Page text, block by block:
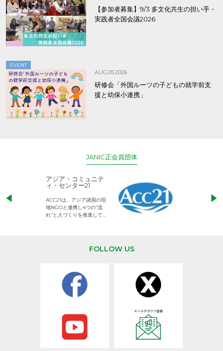
【参加者募集】9/3 多文化共生の担い手・
実践者全国会議2026
EVENT
AUG.05.2026
研修会「外国ルーツの子どもの就学前支
援と幼保小連携」
JANIC正会員団体
アジア・コミュニテ
ィ・センター21
ACC21は、アジア諸国の現
地NGOと連携し4つの“流
れ”と人づくりを推進してい
児童労働のない
権利が守られた
FOLLOW US